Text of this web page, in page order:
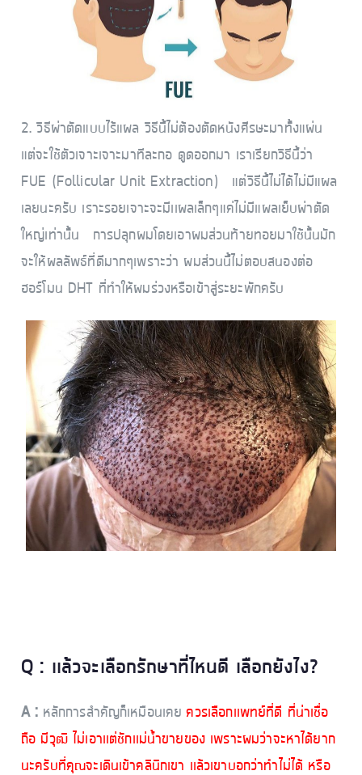
2. วิธีผ่าตัดแบบไร้แผล วิธีนี้ไม่ต้องตัดหนังศีรษะมาทั้งแผ่น
แต่จะใช้ตัวเจาะเจาะมาทีละกอ ดูดออกมา เราเรียกวิธีนี้ว่า
FUE (Follicular Unit Extraction) แต่วิธีนี้ไม่ได้ไม่มีแผล
เลยนะครับ เราะรอยเจาะจะมีเเผลเล็กๆแค่ไม่มีแผลเย็บผ่าตัด
ใหญ่เท่านั้น การปลุกผมโดยเอาผมส่วนท้ายทอยมาใช้นั้นมัก
จะให้ผลลัพธ์ที่ดีมากๆเพราะว่า ผมส่วนนี้ไม่ตอบสนองต่อ
ฮอร์โมน DHT ที่ทำให้ผมร่วงหรือเข้าสู่ระยะพักครับ
Q : เเล้วจะเลือกรักษาที่ไหนดี เลือกยังไง?
A : หลักการสำคัญก็เหมือนเคยควรเลือกเเพทย์ที่ดี ที่น่าเชื่อ
ถือ มีวุฒิ ไม่เอาเเต่ชักเเม่น้ำขายของ เพราะผมว่าจะหาได้ยาก
นะครับที่คุณจะเดินเข้าคลินิกเขา เเล้วเขาบอกว่าทำไม่ได้ หรือ